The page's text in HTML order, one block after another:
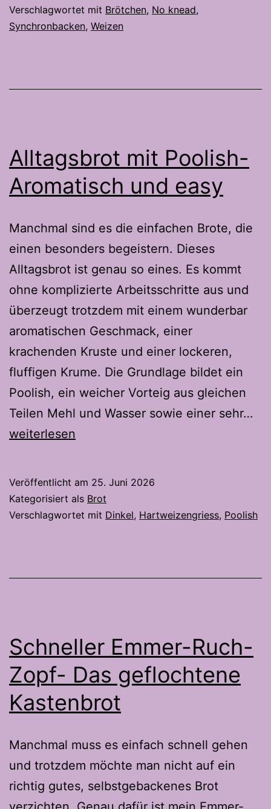
Sandwich
Klassiker
Verschlagwortet mit Brötchen, No knead,
Synchronbacken, Weizen
Alltagsbrot mit Poolish-
Aromatisch und easy
Manchmal sind es die einfachen Brote, die
einen besonders begeistern. Dieses
Alltagsbrot ist genau so eines. Es kommt
ohne komplizierte Arbeitsschritte aus und
überzeugt trotzdem mit einem wunderbar
aromatischen Geschmack, einer
krachenden Kruste und einer lockeren,
fluffigen Krume. Die Grundlage bildet ein
Poolish, ein weicher Vorteig aus gleichen
Teilen Mehl und Wasser sowie einer sehr…
weiterlesen
Veröffentlicht am 25. Juni 2026
Kategorisiert als Brot
Verschlagwortet mit Dinkel, Hartweizengriess, Poolish
Schneller Emmer-Ruch-
Zopf- Das geflochtene
Kastenbrot
Manchmal muss es einfach schnell gehen
und trotzdem möchte man nicht auf ein
richtig gutes, selbstgebackenes Brot